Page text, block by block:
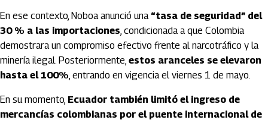
En ese contexto, Noboa anunció una“tasa de seguridad” del
30 % a las importaciones, condicionada a que Colombia
demostrara un compromiso efectivo frente al narcotráfico y la
minería ilegal. Posteriormente, estos aranceles se elevaron
hasta el 100%, entrando en vigencia el viernes 1 de mayo.
En su momento, Ecuador también limitó el ingreso de
mercancías colombianas por el puente internacional de